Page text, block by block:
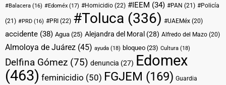
#Balacera (16) #Edoméx (17) #Homicidio (22) #IEEM (34) #PAN (21) #Policía
(21) #PRD (16) #PRI (22) #Toluca (336) #UAEMéx (20)
accidente (38) Agua (25) Alejandra del Moral (28) Alfredo del Mazo (20)
Almoloya de Juárez (45) ayuda (18) bloqueo (23) Cultura (18)
Delfina Gómez (75) denuncia (27) Edomex
(463) feminicidio (50) FGJEM (169) Guardia